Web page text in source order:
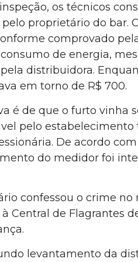
os técnicos
proprietário do bar.
comprovado
de energia,
distribuidora.
em torno de R$ 700.
é de que o furto vinha
pelo
De acordo
do medidor foi
confessou o crime
Central de Flagrantes
levantamento da